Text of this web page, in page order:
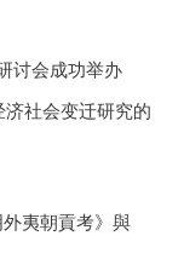
讨会成功举办
社会变迁研究的
夷朝貢考》與